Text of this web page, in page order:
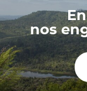
nos